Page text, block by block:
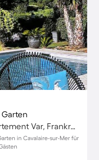
Cavalaire-sur-Mer, Département Var, Frankreich
in Cavalaire-sur-Mer für